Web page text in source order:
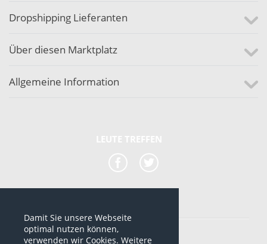
Dropshipping Lieferanten
Über diesen Marktplatz
Allgemeine Information
*alle Preise sind netto Preise
Damit Sie unsere Webseite
optimal nutzen können,
verwenden wir Cookies. Weitere